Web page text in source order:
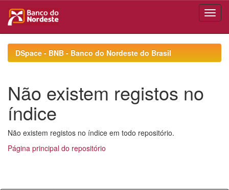
navigationDSpace - BNB - Banco do Nordeste do Brasil
Não existem registos no
índice
Não existem registos no índice em todo repositório.
Página principal do repositório